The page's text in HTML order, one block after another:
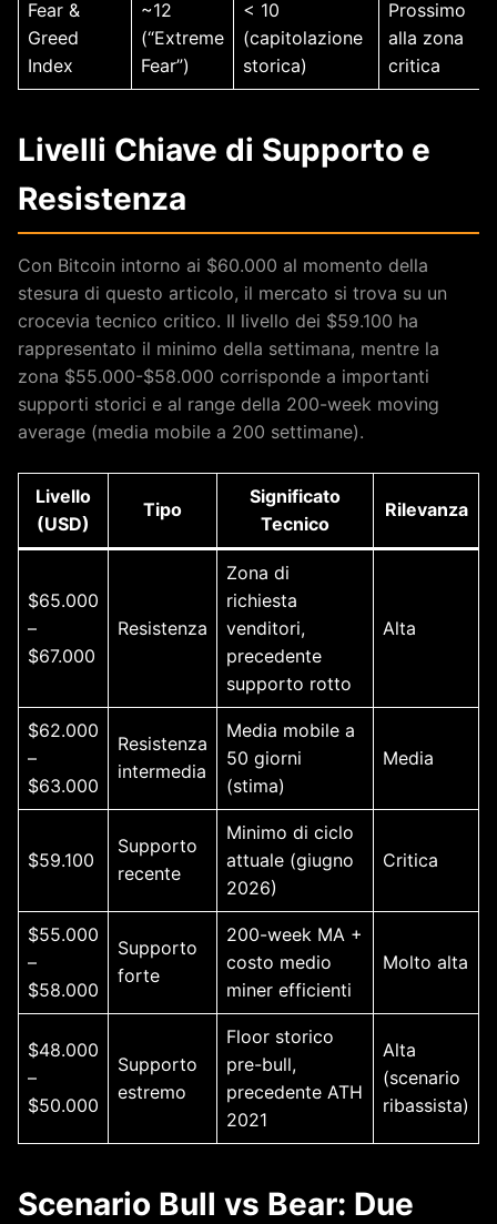
Fear &
Greed
Index
~12
(“Extreme
Fear”)
< 10
(capitolazione
storica)
Prossimo
alla zona
critica
Livelli Chiave di Supporto e
Resistenza
Con Bitcoin intorno ai $60.000 al momento della
stesura di questo articolo, il mercato si trova su un
crocevia tecnico critico. Il livello dei $59.100 ha
rappresentato il minimo della settimana, mentre la
zona $55.000-$58.000 corrisponde a importanti
supporti storici e al range della 200-week moving
average (media mobile a 200 settimane).
Livello
(USD)
Tipo
Significato
Tecnico
Rilevanza
$65.000
–
$67.000
Resistenza
Zona di
richiesta
venditori,
precedente
supporto rotto
Alta
$62.000
–
$63.000
Resistenza
intermedia
Media mobile a
50 giorni
(stima)
Media
$59.100
Supporto
recente
Minimo di ciclo
attuale (giugno
2026)
Critica
$55.000
–
$58.000
Supporto
forte
200-week MA +
costo medio
miner efficienti
Molto alta
$48.000
–
$50.000
Supporto
estremo
Floor storico
pre-bull,
precedente ATH
2021
Alta
(scenario
ribassista)
Scenario Bull vs Bear: Due